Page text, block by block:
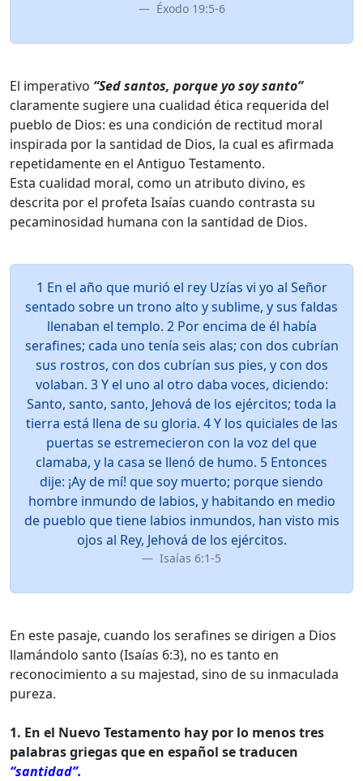
Éxodo 19:5-6
El imperativo “Sed santos, porque yo soy santo”
claramente sugiere una cualidad ética requerida del
pueblo de Dios: es una condición de rectitud moral
inspirada por la santidad de Dios, la cual es afirmada
repetidamente en el Antiguo Testamento.
Esta cualidad moral, como un atributo divino, es
descrita por el profeta Isaías cuando contrasta su
pecaminosidad humana con la santidad de Dios.
1 En el año que murió el rey Uzías vi yo al Señor
sentado sobre un trono alto y sublime, y sus faldas
llenaban el templo. 2 Por encima de él había
serafines; cada uno tenía seis alas; con dos cubrían
sus rostros, con dos cubrían sus pies, y con dos
volaban. 3 Y el uno al otro daba voces, diciendo:
Santo, santo, santo, Jehová de los ejércitos; toda la
tierra está llena de su gloria. 4 Y los quiciales de las
puertas se estremecieron con la voz del que
clamaba, y la casa se llenó de humo. 5 Entonces
dije: ¡Ay de mí! que soy muerto; porque siendo
hombre inmundo de labios, y habitando en medio
de pueblo que tiene labios inmundos, han visto mis
ojos al Rey, Jehová de los ejércitos.
Isaías 6:1-5
En este pasaje, cuando los serafines se dirigen a Dios
llamándolo santo (Isaías 6:3), no es tanto en
reconocimiento a su majestad, sino de su inmaculada
pureza.
1. En el Nuevo Testamento hay por lo menos tres
palabras griegas que en español se traducen
“santidad”.